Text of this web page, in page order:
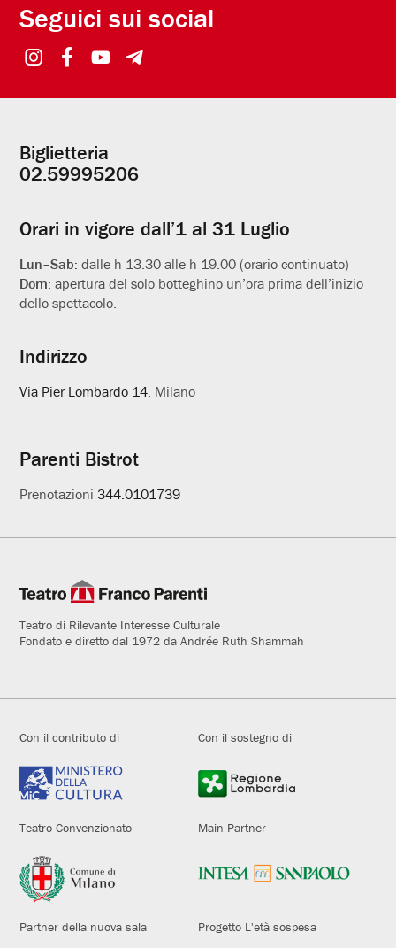
Seguici sui social
Informazioni
utili
Biglietteria
02.59995206
Orari in vigore dall’1 al 31 Luglio
Lun–Sab:dalle h 13.30 alle h 19.00 (orario continuato)
Dom:apertura del solo botteghino un’ora prima dell’inizio
dello spettacolo.
Indirizzo
Via Pier Lombardo 14, Milano
Parenti Bistrot
Prenotazioni344.0101739
Teatro di Rilevante Interesse Culturale
Fondato e diretto dal 1972 da Andrée Ruth Shammah
Con il contributo di Con il sostegno di
Teatro Convenzionato Main Partner
Partner della nuova sala Progetto L'età sospesa